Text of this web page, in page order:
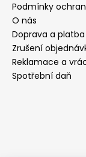
Podmínky
O nás
Doprava a platba
Zrušení
Reklamace a
Spotřební daň